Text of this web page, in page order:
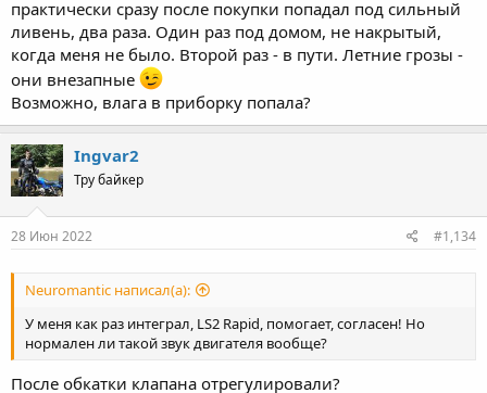
практически сразу после покупки попадал под сильный
ливень, два раза. Один раз под домом, не накрытый,
когда меня не было. Второй раз - в пути. Летние грозы -
они внезапные
Возможно, влага в приборку попала?
Ingvar2
Тру байкер
28 Июн 2022 #1,134
Neuromantic написал(а):
У меня как раз интеграл, LS2 Rapid, помогает, согласен! Но
нормален ли такой звук двигателя вообще?
После обкатки клапана отрегулировали?